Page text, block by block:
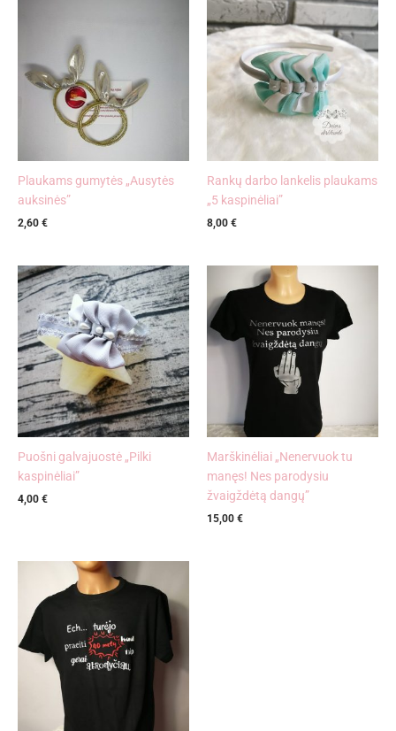
Plaukams gumytės „Ausytės
auksinės”
2,60 €
Rankų darbo lankelis plaukams
„5 kaspinėliai”
8,00 €
Puošni galvajuostė „Pilki
kaspinėliai”
4,00 €
Marškinėliai „Nenervuok tu
manęs! Nes parodysiu
žvaigždėtą dangų”
15,00 €